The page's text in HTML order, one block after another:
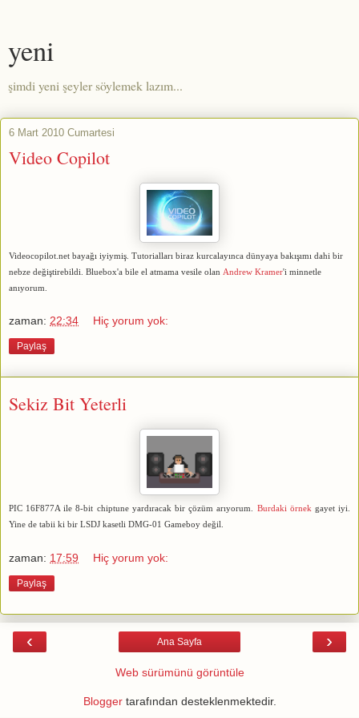
yeni
şimdi yeni şeyler söylemek lazım...
6 Mart 2010 Cumartesi
Video Copilot
Videocopilot.net bayağı iyiymiş. Tutorialları biraz kurcalayınca dünyaya bakışımı dahi bir
nebze değiştirebildi. Bluebox'a bile el atmama vesile olan Andrew Kramer'i minnetle
anıyorum.
zaman: 22:34 Hiç yorum yok:
Paylaş
Sekiz Bit Yeterli
PIC 16F877A ile 8-bit chiptune yardıracak bir çözüm arıyorum. Burdaki örnek gayet iyi.
Yine de tabii ki bir LSDJ kasetli DMG-01 Gameboy değil.
zaman: 17:59 Hiç yorum yok:
Paylaş
‹ ›
Ana Sayfa
Web sürümünü görüntüle
Bloggertarafından desteklenmektedir.